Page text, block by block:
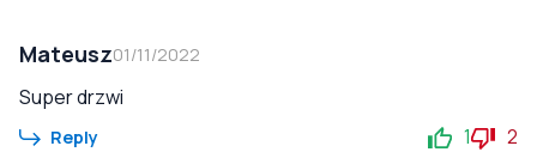
Mateusz01/11/2022
Super drzwi
Reply 1 2